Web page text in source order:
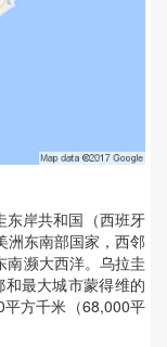
东岸共和国（西班牙
洲东南部国家，西邻
南濒大西洋。乌拉圭
最大城市蒙得维的
方千米（68,000平